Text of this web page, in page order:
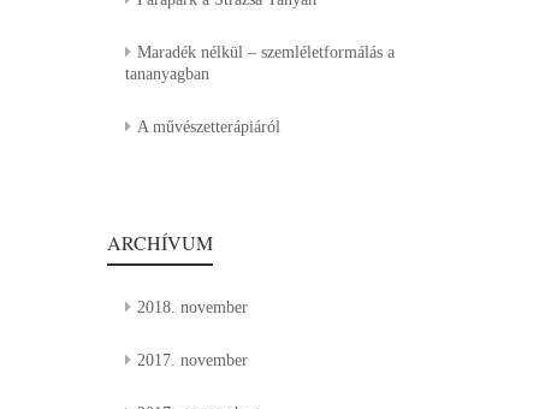
Maradék nélkül – szemléletformálás a
tananyagban
A művészetterápiáról
ARCHÍVUM
2018. november
2017. november